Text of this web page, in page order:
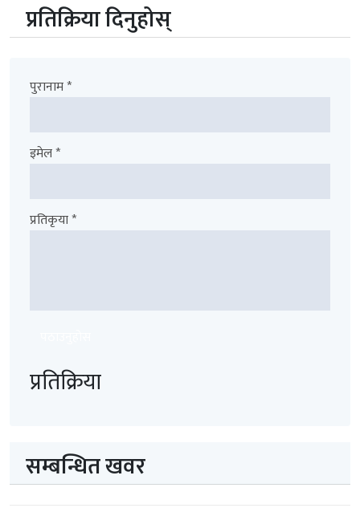
प्रतिक्रिया दिनुहोस्
पुरानाम *
इमेल *
प्रतिकृया *
प्रतिक्रिया
सम्बन्धित खवर